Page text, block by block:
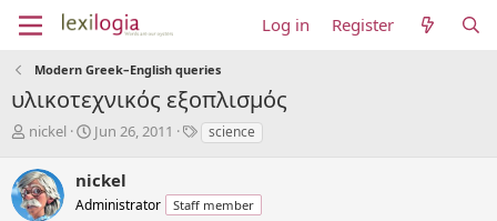
Log in Register
Modern Greek–English queries
υλικοτεχνικός εξοπλισμός
T
r
e
a
nickel
S
r
t
Jun 26, 2011
T
s
science
nickel
Administrator Staff member